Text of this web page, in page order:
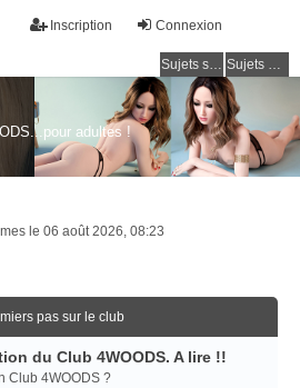
Connexion
Inscription
Sujets sans réponse Sujets actifs
adultes !
le 06 août 2026, 08:23
pas sur le club
du Club 4WOODS. A lire !!
Club 4WOODS ?